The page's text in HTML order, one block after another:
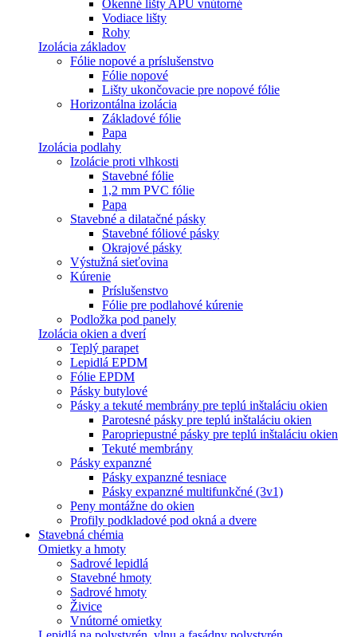
Okenné lišty APU vnútorné
Vodiace lišty
Rohy
Izolácia základov
Fólie nopové a príslušenstvo
Fólie nopové
Lišty ukončovacie pre nopové fólie
Horizontálna izolácia
Základové fólie
Papa
Izolácia podlahy
Izolácie proti vlhkosti
Stavebné fólie
1,2 mm PVC fólie
Papa
Stavebné a dilatačné pásky
Stavebné fóliové pásky
Okrajové pásky
Výstužná sieťovina
Kúrenie
Príslušenstvo
Fólie pre podlahové kúrenie
Podložka pod panely
Izolácia okien a dverí
Teplý parapet
Lepidlá EPDM
Fólie EPDM
Pásky butylové
Pásky a tekuté membrány pre teplú inštaláciu okien
Parotesné pásky pre teplú inštaláciu okien
Paropriepustné pásky pre teplú inštaláciu okien
Tekuté membrány
Pásky expanzné
Pásky expanzné tesniace
Pásky expanzné multifunkčné (3v1)
Peny montážne do okien
Profily podkladové pod okná a dvere
Stavebná chémia
Omietky a hmoty
Sadrové lepidlá
Stavebné hmoty
Sadrové hmoty
Živice
Vnútorné omietky